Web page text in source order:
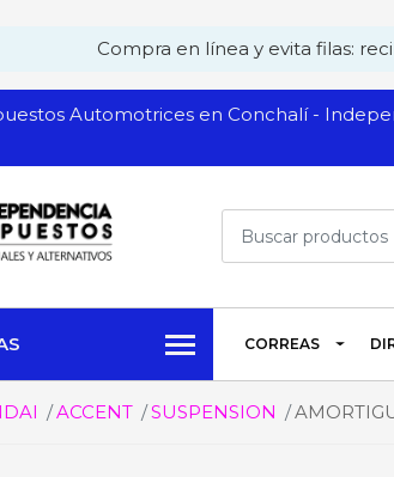
Compra en línea y evita filas:
Automotrices en Conchalí -
CORREAS
ACCENT SUSPENSION